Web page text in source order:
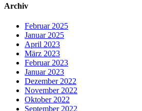
Archiv
Februar 2025
Januar 2025
April 2023
März 2023
Februar 2023
Januar 2023
Dezember 2022
November 2022
Oktober 2022
September 2022